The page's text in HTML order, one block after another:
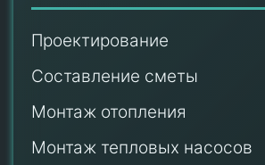
Проектирование
Составление сметы
Монтаж отопления
Монтаж тепловых насосов